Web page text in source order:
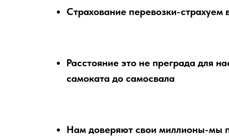
Страхование перевозки-страхуем
Расстояние это не преграда для
самоката до самосвала
Нам доверяют свои миллионы-мы